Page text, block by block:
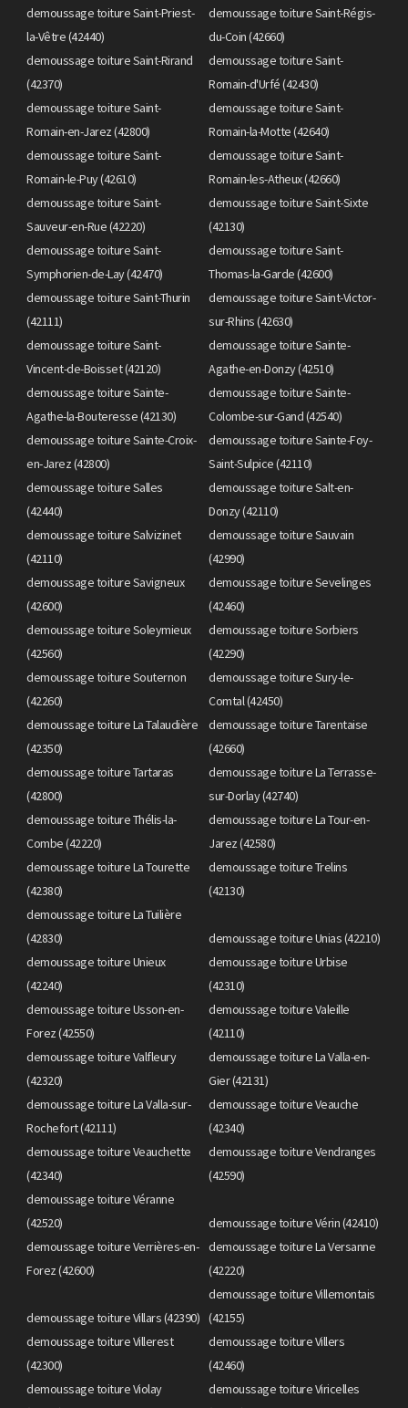
demoussage toiture Saint-Priest-
la-Vêtre (42440)
demoussage toiture Saint-Régis-
du-Coin (42660)
demoussage toiture Saint-Rirand
(42370)
demoussage toiture Saint-
Romain-d'Urfé (42430)
demoussage toiture Saint-
Romain-en-Jarez (42800)
demoussage toiture Saint-
Romain-la-Motte (42640)
demoussage toiture Saint-
Romain-le-Puy (42610)
demoussage toiture Saint-
Romain-les-Atheux (42660)
demoussage toiture Saint-
Sauveur-en-Rue (42220)
demoussage toiture Saint-Sixte
(42130)
demoussage toiture Saint-
Symphorien-de-Lay (42470)
demoussage toiture Saint-
Thomas-la-Garde (42600)
demoussage toiture Saint-Thurin
(42111)
demoussage toiture Saint-Victor-
sur-Rhins (42630)
demoussage toiture Saint-
Vincent-de-Boisset (42120)
demoussage toiture Sainte-
Agathe-en-Donzy (42510)
demoussage toiture Sainte-
Agathe-la-Bouteresse (42130)
demoussage toiture Sainte-
Colombe-sur-Gand (42540)
demoussage toiture Sainte-Croix-
en-Jarez (42800)
demoussage toiture Sainte-Foy-
Saint-Sulpice (42110)
demoussage toiture Salles
(42440)
demoussage toiture Salt-en-
Donzy (42110)
demoussage toiture Salvizinet
(42110)
demoussage toiture Sauvain
(42990)
demoussage toiture Savigneux
(42600)
demoussage toiture Sevelinges
(42460)
demoussage toiture Soleymieux
(42560)
demoussage toiture Sorbiers
(42290)
demoussage toiture Souternon
(42260)
demoussage toiture Sury-le-
Comtal (42450)
demoussage toiture La Talaudière
(42350)
demoussage toiture Tarentaise
(42660)
demoussage toiture Tartaras
(42800)
demoussage toiture La Terrasse-
sur-Dorlay (42740)
demoussage toiture Thélis-la-
Combe (42220)
demoussage toiture La Tour-en-
Jarez (42580)
demoussage toiture La Tourette
(42380)
demoussage toiture Trelins
(42130)
demoussage toiture La Tuilière
(42830)
demoussage toiture Unias (42210)
demoussage toiture Unieux
(42240)
demoussage toiture Urbise
(42310)
demoussage toiture Usson-en-
Forez (42550)
demoussage toiture Valeille
(42110)
demoussage toiture Valfleury
(42320)
demoussage toiture La Valla-en-
Gier (42131)
demoussage toiture La Valla-sur-
Rochefort (42111)
demoussage toiture Veauche
(42340)
demoussage toiture Veauchette
(42340)
demoussage toiture Vendranges
(42590)
demoussage toiture Véranne
(42520)
demoussage toiture Vérin (42410)
demoussage toiture Verrières-en-
Forez (42600)
demoussage toiture La Versanne
(42220)
demoussage toiture Villars (42390)
demoussage toiture Villemontais
(42155)
demoussage toiture Villerest
(42300)
demoussage toiture Villers
(42460)
demoussage toiture Violay
demoussage toiture Viricelles